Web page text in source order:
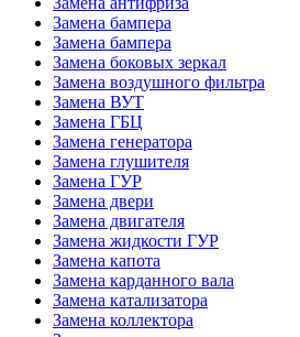
Замена бампера
Замена бампера
Замена боковых зеркал
Замена воздушного фильтра
Замена ВУТ
Замена ГБЦ
Замена генератора
Замена глушителя
Замена ГУР
Замена двери
Замена двигателя
Замена жидкости ГУР
Замена капота
Замена карданного вала
Замена катализатора
Замена коллектора